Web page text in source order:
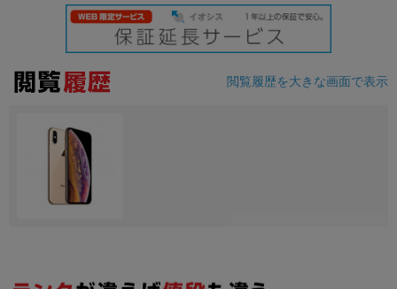
閲覧履歴を大きな画面で表示
年 月 まで
各項目のチェックボックスは「or検索」となります。
ただし機能別のみ「and検索」となります。